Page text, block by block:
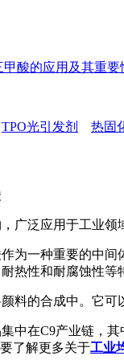
甲酸的应用及其重要
TPO光引发剂 热固
广泛应用于工业领
一种重要的中间
热性和耐腐蚀性等
的合成中。它可
在C9产业链，其
了解更多关于工业